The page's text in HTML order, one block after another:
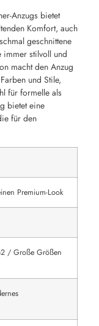
Anzugs bietet
Komfort, auch
geschnittene
immer stilvoll und
macht den Anzug
und Stile,
für formelle als
bietet eine
für den
Premium-Look
/ Große Größen